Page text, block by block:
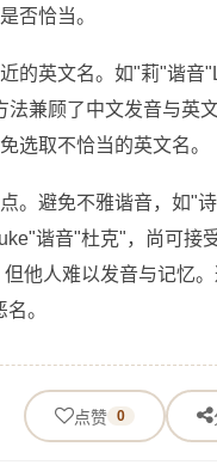
否恰当。
的英文名。如"莉"谐
兼顾了中文发音与英
选取不恰当的英文名。
。避免不雅谐音，如"
谐音"杜克"，尚可接
他人难以发音与记忆
。
点赞 0